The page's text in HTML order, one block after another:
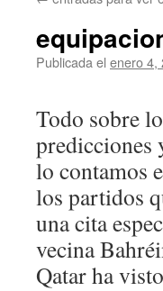
Publicada el enero 4,
Todo sobre
predicciones
lo contamos
los partidos
una cita
vecina
Qatar ha